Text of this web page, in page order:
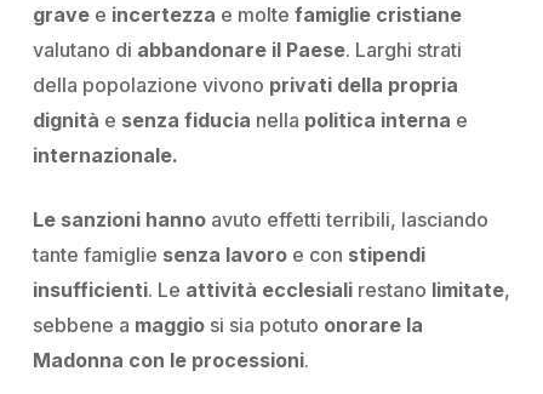
gravee incertezza e molte famiglie cristiane
valutano di abbandonare il Paese. Larghi strati
della popolazione vivono privati della propria
dignità e senza fiducia nella politica interna e
internazionale.
Le sanzioni hannoavuto effetti terribili, lasciando
tante famiglie senza lavoroe con stipendi
insufficienti. Le attività ecclesialirestano limitate,
sebbene a maggiosi sia potuto onorare la
Madonna con le processioni.